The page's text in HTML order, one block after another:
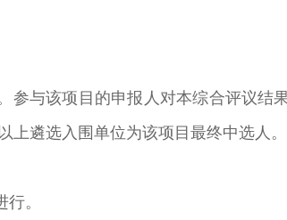
该项目的申报人对本综合评议结
遴选入围单位为该项目最终中选人。
。